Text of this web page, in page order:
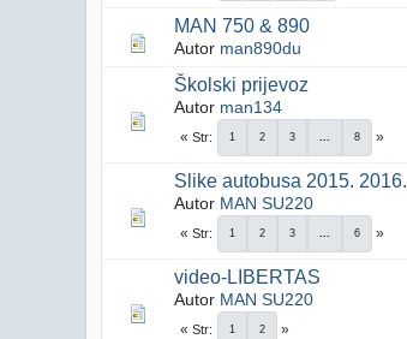
MAN 750 & 890
Autor man890du
Školski prijevoz
Autor man134
Str 1 2 3 ... 8
Slike autobusa 2015. 2016.
Autor MAN SU220
Str 1 2 3 ... 6
video-LIBERTAS
Autor MAN SU220
Str 1 2